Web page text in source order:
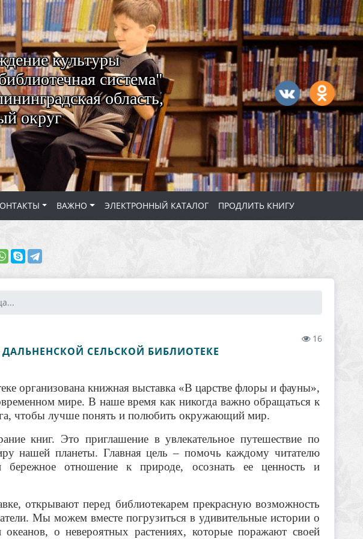
культуры
система"
область,
округ
ВАЖНО ЭЛЕКТРОННЫЙ КАТАЛОГ ПРОДЛИТЬ КНИГУ
16
СЕЛЬСКОЙ БИБЛИОТЕКЕ
организована книжная выставка «В царстве флоры и фауны»,
мире. В наше время как никогда важно обращаться к
чтобы лучше понять и полюбить окружающий мир.
книг. Это приглашение в увлекательное путешествие по
нашей планеты. Главная цель – помочь каждому читателю
и бережное отношение к природе, осознать ее ценность и
открывают перед библиотекарем прекрасную возможность
Мы можем вместе погрузиться в удивительные истории о
океанов, о невероятных растениях, которые поражают своей